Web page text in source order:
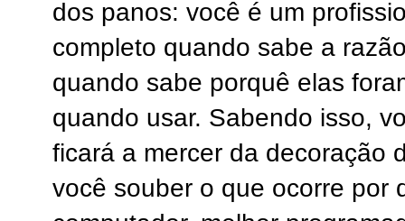
dos panos: você é um
completo quando sabe a
quando sabe porquê elas
quando usar. Sabendo isso,
ficará a mercer da decoração
você souber o que ocorre por